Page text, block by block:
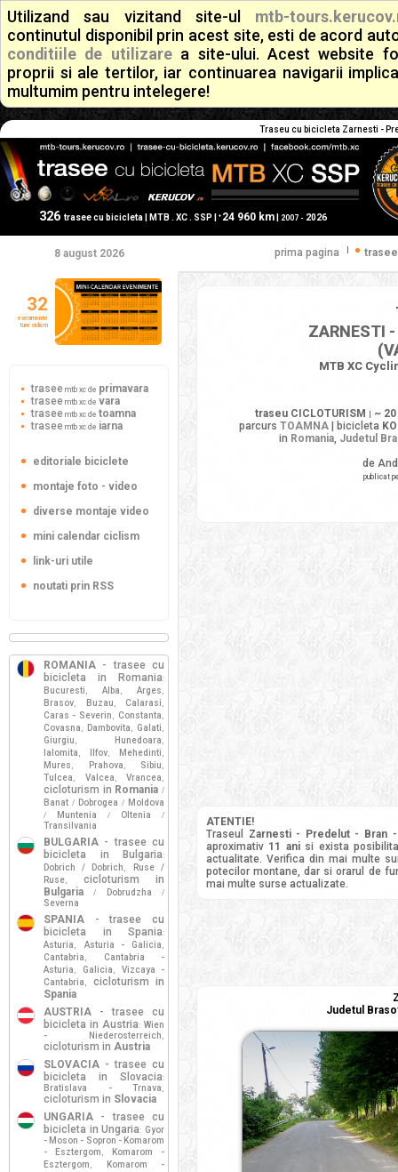
Utilizand sau vizitand site-ul mtb-
continutul disponibil prin acest site, esti de acord
conditiile de utilizarea site-ului. Acest website
proprii si ale tertilor, iar continuarea navigarii
multumim pentru intelegere!
Traseu cu bicicleta Zarnesti -
326 trasee cu bicicleta | MTB . XC . SSP | + 24 960 km| 2007 - 2026
8 august 2026 prima pagina
ZARNESTI -
MTB XC
traseu CICLOTURISM
~
parcurs TOAMNA | bicicleta
in Romania, Judetul
de
publicat
ATENTIE!
Traseul Zarnesti - Predelut - Bran
aproximativ 11 anisi exista
actualitate. Verifica din mai multe
potecilor montane, dar si orarul de
mai multe surse actualizate.
Judetul
32
evenimente
ture ciclism
trasee mtb xc de primavara
trasee mtb xc de vara
trasee mtb xc de toamna
trasee mtb xc de iarna
editoriale biciclete
montaje foto - video
diverse montaje video
mini calendar ciclism
link-uri utile
noutati prin RSS
ROMANIA - trasee cu
bicicleta in Romania:
Bucuresti , Alba , Arges ,
Brasov, Buzau , Calarasi ,
Caras - Severin , Constanta ,
Covasna , Dambovita , Galati ,
Giurgiu , Hunedoara ,
Ialomita , Ilfov, Mehedinti ,
Mures , Prahova , Sibiu ,
Tulcea , Valcea , Vrancea ,
cicloturism in Romania /
Banat / Dobrogea / Moldova
/ Muntenia / Oltenia /
Transilvania
BULGARIA - trasee cu
bicicleta in Bulgaria:
Dobrich / Dobrich ,
Ruse /
Ruse,
cicloturism in
Bulgaria
/ Dobrudzha /
Severna
SPANIA - trasee cu
bicicleta in Spania:
Asturia , Asturia - Galicia ,
Cantabria ,
Cantabria -
Asturia , Galicia ,
Vizcaya -
Cantabria ,
cicloturism in
Spania
AUSTRIA - trasee cu
bicicleta in Austria: Wien
- Niederosterreich ,
cicloturism in Austria
SLOVACIA - trasee cu
bicicleta in Slovacia:
Bratislava - Trnava ,
cicloturism in Slovacia
UNGARIA - trasee cu
bicicleta in Ungaria: Gyor
- Moson - Sopron - Komarom
- Esztergom ,
Komarom -
Esztergom ,
Komarom -